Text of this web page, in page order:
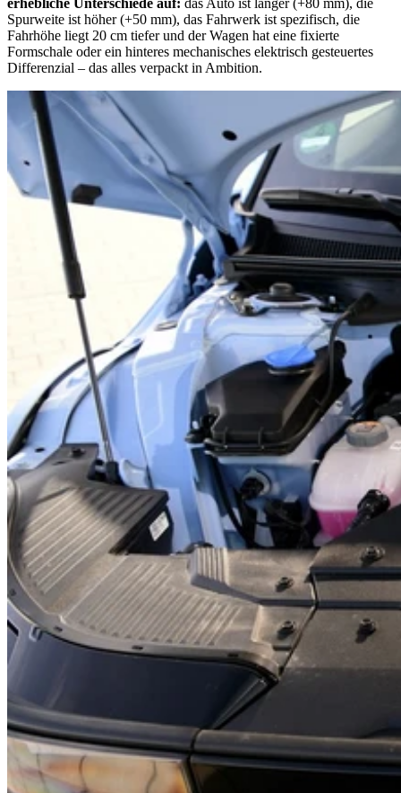
erhebliche Unterschiede auf: das Auto ist länger (+80 mm), die
Spurweite ist höher (+50 mm), das Fahrwerk ist spezifisch, die
Fahrhöhe liegt 20 cm tiefer und der Wagen hat eine fixierte
Formschale oder ein hinteres mechanisches elektrisch gesteuertes
Differenzial – das alles verpackt in Ambition.